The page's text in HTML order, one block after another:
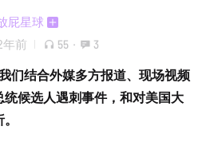
屁星球
年前 55 · 3
们结合外媒多方报道、现场视频
候选人遇刺事件，和对美国大